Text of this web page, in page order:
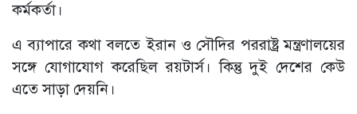
কর্মকর্তা।
এ ব্যাপারে কথা বলতে ইরান ও সৌদির পররাষ্ট্র মন্ত্রণালয়ের
সঙ্গে যোগাযোগ করেছিল রয়টার্স। কিন্তু দুই দেশের কেউ
এতে সাড়া দেয়নি।